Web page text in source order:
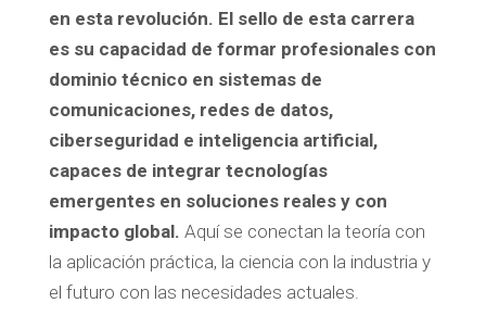
en esta revolución. El sello de esta carrera
es su capacidad de formar profesionales con
dominio técnico en sistemas de
comunicaciones, redes de datos,
ciberseguridad e inteligencia artificial,
capaces de integrar tecnologías
emergentes en soluciones reales y con
impacto global. Aquí se conectan la teoría con
la aplicación práctica, la ciencia con la industria y
el futuro con las necesidades actuales.